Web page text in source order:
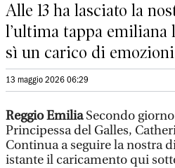
Alle 13 ha lasciato la
l’ultima tappa
sì un carico di emozioni
13 maggio 2026 06:29
Reggio EmiliaSecondo
Principessa del Galles,
Continua a seguire la nostra
istante il caricamento qui